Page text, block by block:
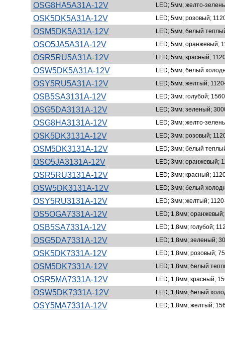
OSG8HA5A31A-12V LED; 5мм; желто-
OSK5DK5A31A-12V LED; 5мм; розовый;
OSM5DK5A31A-12V LED; 5мм; белый
OSO5JA5A31A-12V LED; 5мм; оранжевый;
OSR5RU5A31A-12V LED; 5мм; красный;
OSW5DK5A31A-12V LED; 5мм; белый
OSY5RU5A31A-12V LED; 5мм; желтый;
OSB5SA3131A-12V LED; 3мм; голубой;
OSG5DA3131A-12V LED; 3мм; зеленый;
OSG8HA3131A-12V LED; 3мм; желто-
OSK5DK3131A-12V LED; 3мм; розовый;
OSM5DK3131A-12V LED; 3мм; белый
OSO5JA3131A-12V LED; 3мм; оранжевый;
OSR5RU3131A-12V LED; 3мм; красный;
OSW5DK3131A-12V LED; 3мм; белый
OSY5RU3131A-12V LED; 3мм; желтый;
OS5OGA7331A-12V LED; 1,8мм; оранжевый;
OSB5SA7331A-12V LED; 1,8мм; голубой;
OSG5DA7331A-12V LED; 1,8мм; зеленый;
OSK5DK7331A-12V LED; 1,8мм; розовый;
OSM5DK7331A-12V LED; 1,8мм; белый
OSR5MA7331A-12V LED; 1,8мм; красный;
OSW5DK7331A-12V LED; 1,8мм; белый
OSY5MA7331A-12V LED; 1,8мм; желтый;